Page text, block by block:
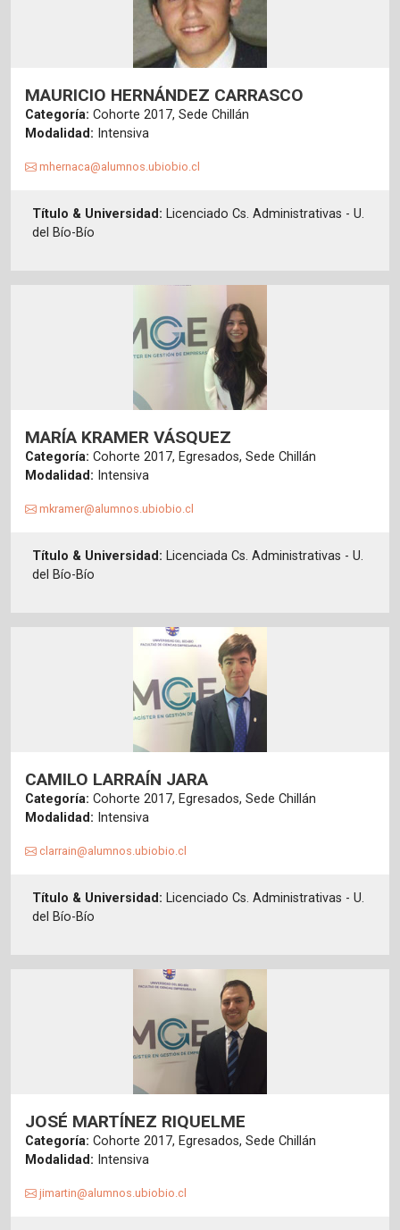
MAURICIO HERNÁNDEZ CARRASCO
Categoría: Cohorte 2017, Sede Chillán
Modalidad: Intensiva
mhernaca@alumnos.ubiobio.cl
Título & Universidad: Licenciado Cs. Administrativas - U.
del Bío-Bío
MARÍA KRAMER VÁSQUEZ
Categoría: Cohorte 2017, Egresados, Sede Chillán
Modalidad: Intensiva
mkramer@alumnos.ubiobio.cl
Título & Universidad: Licenciada Cs. Administrativas - U.
del Bío-Bío
CAMILO LARRAÍN JARA
Categoría: Cohorte 2017, Egresados, Sede Chillán
Modalidad: Intensiva
clarrain@alumnos.ubiobio.cl
Título & Universidad: Licenciado Cs. Administrativas - U.
del Bío-Bío
JOSÉ MARTÍNEZ RIQUELME
Categoría: Cohorte 2017, Egresados, Sede Chillán
Modalidad: Intensiva
jimartin@alumnos.ubiobio.cl